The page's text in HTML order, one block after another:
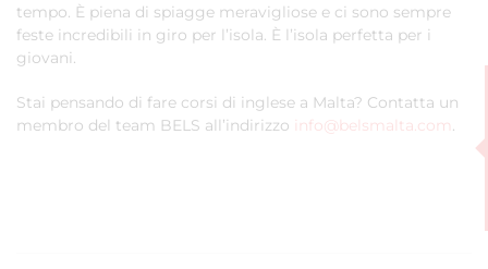
tempo. È piena di spiagge meravigliose e ci sono sempre
feste incredibili in giro per l’isola. È l’isola perfetta per i
giovani.
Stai pensando di fare corsi di inglese a Malta? Contatta un
membro del team BELS all’indirizzo
info@belsmalta.com.